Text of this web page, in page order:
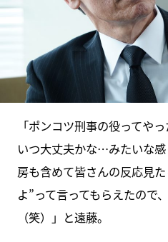
「ポンコツ刑事の役ってや
いつ大丈夫かな…みたいな
房も含めて皆さんの反応見
よ”って言ってもらえたので
（笑）」と遠藤。